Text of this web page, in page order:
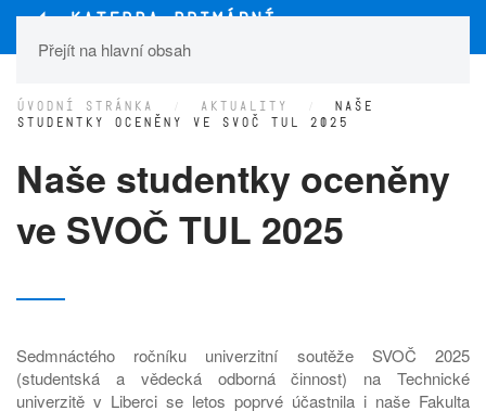
Přejít na hlavní obsah
ÚVODNÍ STRÁNKA AKTUALITY
NAŠE
STUDENTKY OCENĚNY VE SVOČ TUL 2025
Naše studentky oceněny
ve SVOČ TUL 2025
Sedmnáctého ročníku univerzitní soutěže SVOČ 2025
(studentská a vědecká odborná činnost) na Technické
univerzitě v Liberci se letos poprvé účastnila i naše Fakulta